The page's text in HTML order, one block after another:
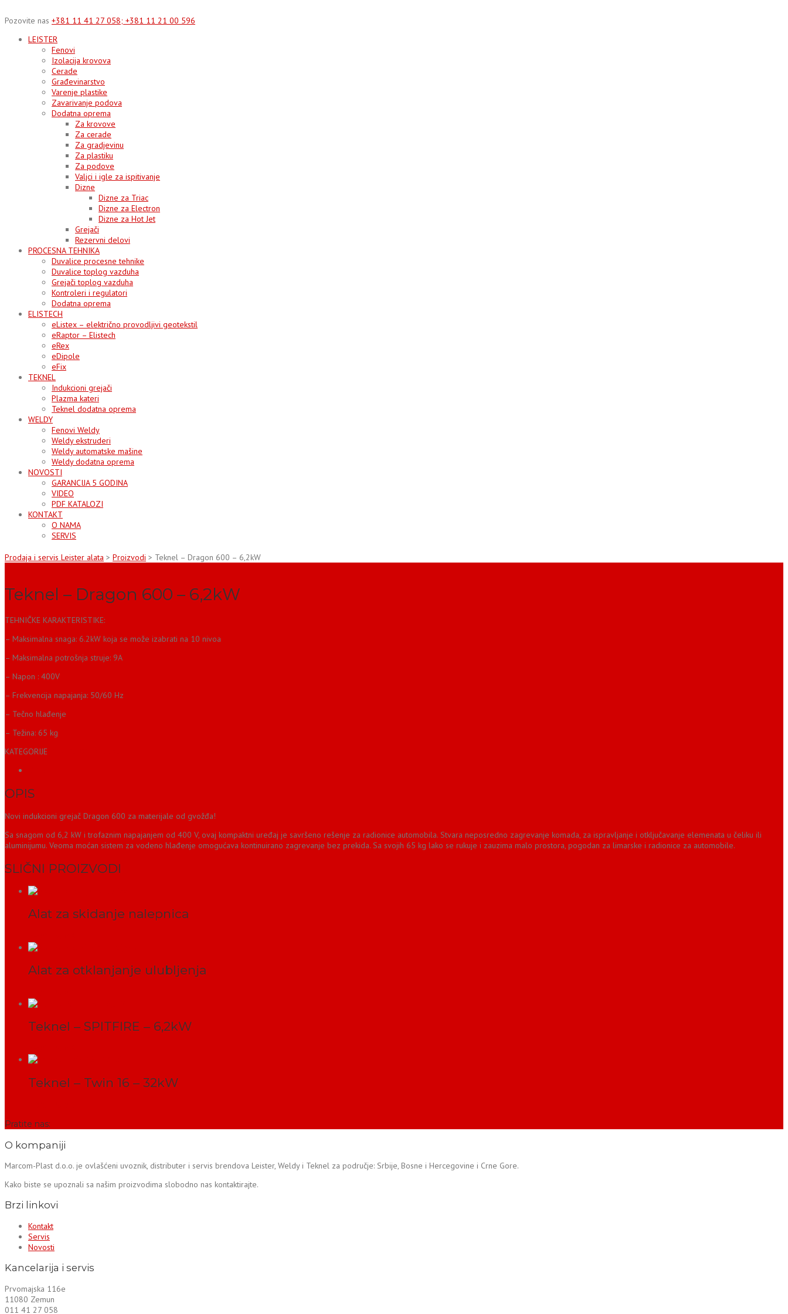
to
Pozovite nas +381 11 41 27 058; +381 11 21 00 596
LEISTER
Fenovi
Izolacija krovova
Cerade
Građevinarstvo
Varenje plastike
Zavarivanje podova
Dodatna oprema
Za krovove
Za cerade
Za gradjevinu
Za plastiku
Za podove
Valjci i igle za ispitivanje
Dizne
Dizne za Triac
Dizne za Electron
Dizne za Hot Jet
Grejači
Rezervni delovi
PROCESNA TEHNIKA
Duvalice procesne tehnike
Duvalice toplog vazduha
Grejači toplog vazduha
Kontroleri i regulatori
Dodatna oprema
ELISTECH
eListex – električno provodljivi geotekstil
eRaptor – Elistech
eRex
eDipole
eFix
TEKNEL
Indukcioni grejači
Plazma kateri
Teknel dodatna oprema
WELDY
Fenovi Weldy
Weldy ekstruderi
Weldy automatske mašine
Weldy dodatna oprema
NOVOSTI
GARANCIJA 5 GODINA
VIDEO
PDF KATALOZI
KONTAKT
O NAMA
SERVIS
Prodaja i servis Leister alata > Proizvodi > Teknel – Dragon 600 – 6,2kW
Teknel – Dragon 600 – 6,2kW
TEHNIČKE KARAKTERISTIKE:
– Maksimalna snaga: 6.2kW koja se može izabrati na 10 nivoa
– Maksimalna potrošnja struje: 9A
– Napon : 400V
– Frekvencija napajanja: 50/60 Hz
– Tečno hlađenje
– Težina: 65 kg
KATEGORIJE
OPIS
Novi indukcioni grejač Dragon 600 za materijale od gvožđa!
Sa snagom od 6,2 kW i trofaznim napajanjem od 400 V, ovaj kompaktni uređaj je savršeno rešenje za radionice automobila. Stvara neposredno zagrevanje komada, za ispravljanje i otključavanje elemenata u čeliku ili
aluminijumu. Veoma moćan sistem za vodeno hlađenje omogućava kontinuirano zagrevanje bez prekida. Sa svojih 65 kg lako se rukuje i zauzima malo prostora, pogodan za limarske i radionice za automobile.
SLIČNI PROIZVODI
Alat za skidanje nalepnica
Alat za otklanjanje ulubljenja
Teknel – SPITFIRE – 6,2kW
Teknel – Twin 16 – 32kW
Pratite nas:
O kompaniji
Marcom-Plast d.o.o. je ovlašćeni uvoznik, distributer i servis brendova Leister, Weldy i Teknel za područje: Srbije, Bosne i Hercegovine i Crne Gore.
Kako biste se upoznali sa našim proizvodima slobodno nas kontaktirajte.
Brzi linkovi
Kontakt
Servis
Novosti
Kancelarija i servis
Prvomajska 116e
11080 Zemun
011 41 27 058